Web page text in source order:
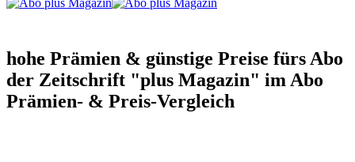
hohe Prämien & günstige Preise fürs Abo
der Zeitschrift "plus Magazin" im Abo
Prämien- & Preis-Vergleich